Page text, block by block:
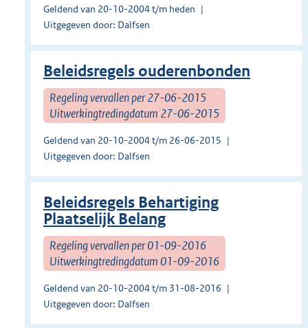
Geldend van 20-10-2004 t/m heden
Uitgegeven door: Dalfsen
Beleidsregels ouderenbonden
Regeling vervallen per 27-06-2015
Uitwerkingtredingdatum 27-06-2015
Geldend van 20-10-2004 t/m 26-06-2015
Uitgegeven door: Dalfsen
Beleidsregels Behartiging
Plaatselijk Belang
Regeling vervallen per 01-09-2016
Uitwerkingtredingdatum 01-09-2016
Geldend van 20-10-2004 t/m 31-08-2016
Uitgegeven door: Dalfsen